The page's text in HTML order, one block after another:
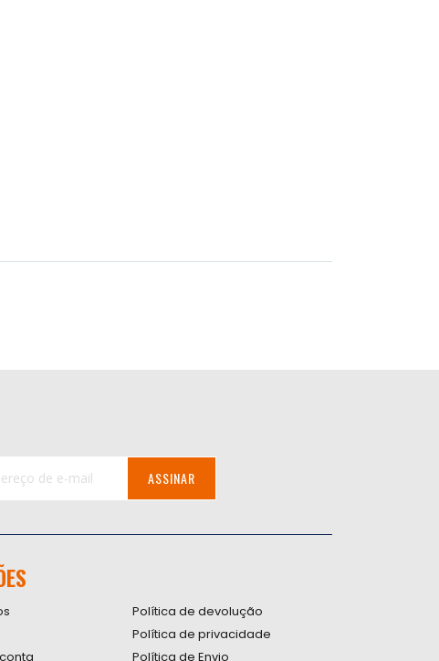
ASSINAR
Política de devolução
Política de privacidade
Política de Envio